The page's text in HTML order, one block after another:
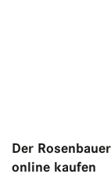
Der
online kaufen